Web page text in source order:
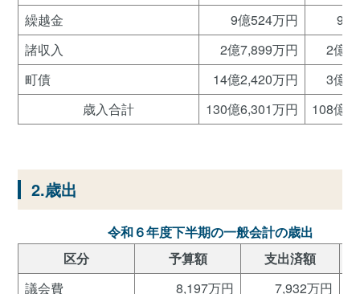
繰越金
9億524万円
9
諸収入
2億7,899万円
2億
町債
14億2,420万円
3億
歳入合計
130億6,301万円 108億
2.歳出
令和６年度下半期の一般会計の歳出
区分
予算額 支出済額
議会費
8,197万円 7,932万円